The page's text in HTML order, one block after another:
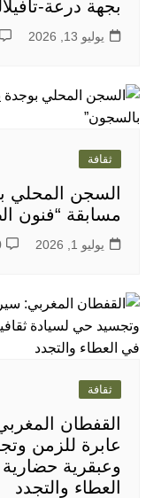
بجهة درعة-
يوليو 13, 2026
ثقافة
السجن المحلي
مسابقة “فنون
يوليو 1, 2026
ثقافة
القفطان
عابرة للزمن
وعبقرية
العطاء والتجدد